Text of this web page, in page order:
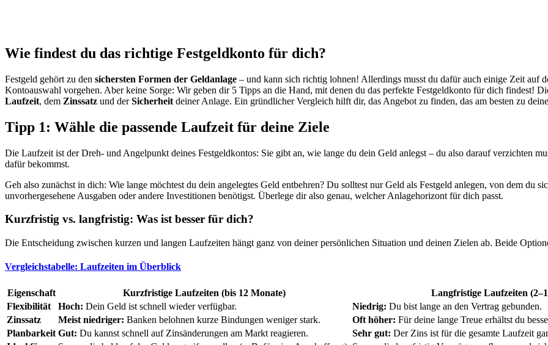
Wie findest du das richtige Festgeldkonto für dich?
Festgeld gehört zu den sichersten Formen der Geldanlage – und kann sich richtig lohnen! Allerdings musst du dafür auch einige Zeit auf
Kontoauswahl vorgehen. Aber keine Sorge: Wir geben dir 5 Tipps an die Hand, mit denen du das perfekte Festgeldkonto für dich findest!
Laufzeit, dem Zinssatz und derSicherheit deiner Anlage. Ein gründlicher Vergleich hilft dir, das Angebot zu finden, das am besten zu
Tipp 1: Wähle die passende Laufzeit für deine Ziele
Die Laufzeit ist der Dreh- und Angelpunkt deines Festgeldkontos: Sie gibt an, wie lange du dein Geld anlegst – du also darauf verzichten
dafür bekommst.
Geh also zunächst in dich: Wie lange möchtest du dein angelegtes Geld entbehren? Du solltest nur Geld als Festgeld anlegen, von dem du
unvorhergesehene Ausgaben oder andere Investitionen benötigst. Überlege dir also genau, welcher Anlagehorizont für dich passt.
Kurzfristig vs. langfristig: Was ist besser für dich?
Die Entscheidung zwischen kurzen und langen Laufzeiten hängt ganz von deiner persönlichen Situation und deinen Zielen ab. Beide
Vergleichstabelle: Laufzeiten im Überblick
Eigenschaft Kurzfristige Laufzeiten (bis 12 Monate)
Langfristige Laufzeiten
Flexibilität
Hoch: Dein Geld ist schnell wieder verfügbar. Niedrig: Du bist lange an den Vertrag gebunden.
Zinssatz
Meist niedriger: Banken belohnen kurze Bindungen weniger stark. Oft höher: Für deine lange Treue erhältst du
Planbarkeit Gut: Du kannst schnell auf Zinsänderungen am Markt reagieren. Sehr gut: Der Zins ist für die gesamte Laufzeit